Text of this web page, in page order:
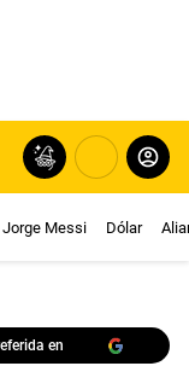
Jorge Messi Dólar
en